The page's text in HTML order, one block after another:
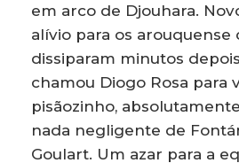
em arco de Djouhara.
alívio para os arouquense
dissiparam minutos
chamou Diogo Rosa para
pisãozinho,
nada negligente de
Goulart. Um azar para a